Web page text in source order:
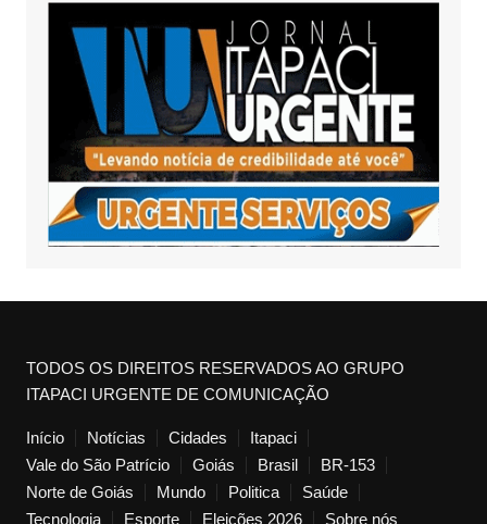
TODOS OS DIREITOS RESERVADOS AO GRUPO
ITAPACI URGENTE DE COMUNICAÇÃO
Início Notícias Cidades
Itapaci
Vale do São Patrício
Goiás Brasil
BR-153
Norte de Goiás
Mundo Politica
Saúde
Tecnologia
Esporte Eleições 2026 Sobre nós